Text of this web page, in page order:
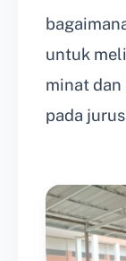
untuk
minat
pada